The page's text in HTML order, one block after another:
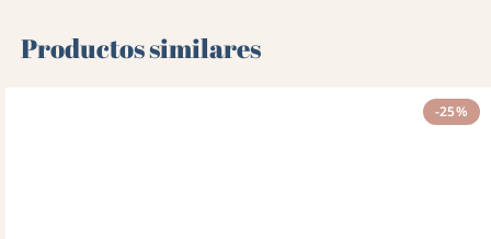
Productos similares
-25%